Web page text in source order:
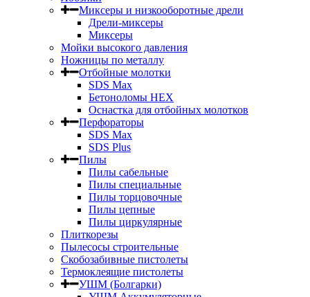
Миксеры и низкооборотные дрели
Дрели-миксеры
Миксеры
Мойки высокого давления
Ножницы по металлу
Отбойные молотки
SDS Max
Бетоноломы HEX
Оснастка для отбойных молотков
Перфораторы
SDS Max
SDS Plus
Пилы
Пилы сабельные
Пилы специальные
Пилы торцовочные
Пилы цепные
Пилы циркулярные
Плиткорезы
Пылесосы строительные
Скобозабивные пистолеты
Термоклеящие пистолеты
УШМ (Болгарки)